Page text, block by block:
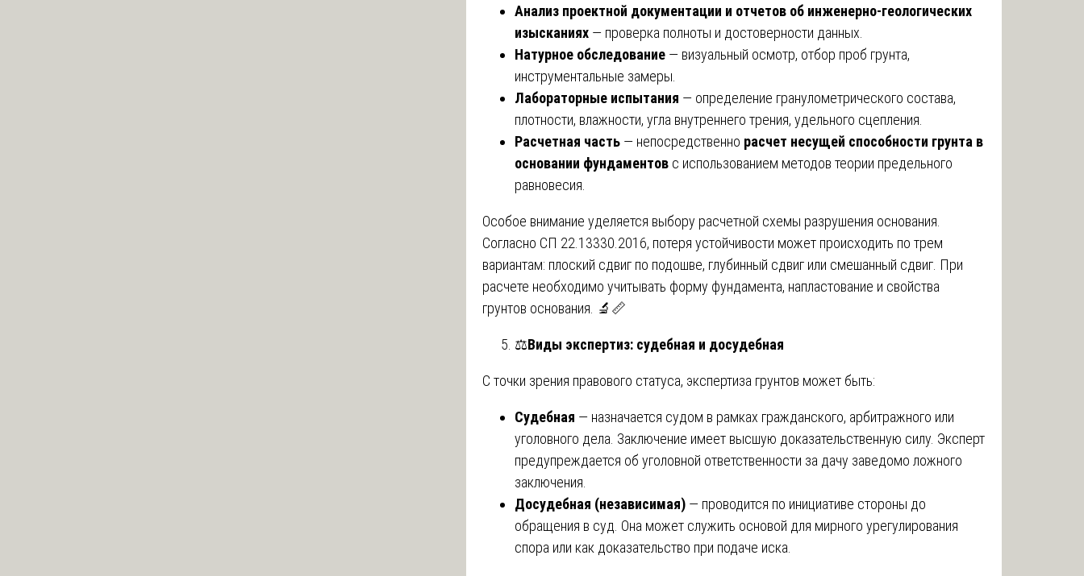
Анализ проектной документации и отчетов об инженерно-геологических
изысканиях — проверка полноты и достоверности данных.
Натурное обследование — визуальный осмотр, отбор проб грунта,
инструментальные замеры.
Лабораторные испытания — определение гранулометрического состава,
плотности, влажности, угла внутреннего трения, удельного сцепления.
Расчетная часть — непосредственно расчет несущей способности грунта в
основании фундаментов с использованием методов теории предельного
равновесия.
Особое внимание уделяется выбору расчетной схемы разрушения основания.
Согласно СП 22.13330.2016, потеря устойчивости может происходить по трем
вариантам: плоский сдвиг по подошве, глубинный сдвиг или смешанный сдвиг. При
расчете необходимо учитывать форму фундамента, напластование и свойства
грунтов основания. 🔬📏
⚖️Виды экспертиз: судебная и досудебная
С точки зрения правового статуса, экспертиза грунтов может быть:
Судебная — назначается судом в рамках гражданского, арбитражного или
уголовного дела. Заключение имеет высшую доказательственную силу. Эксперт
предупреждается об уголовной ответственности за дачу заведомо ложного
заключения.
Досудебная (независимая) — проводится по инициативе стороны до
обращения в суд. Она может служить основой для мирного урегулирования
спора или как доказательство при подаче иска.